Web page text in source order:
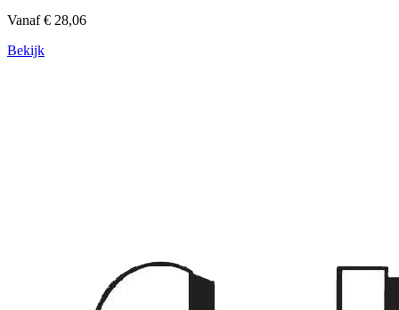
Vanaf € 28,06
Bekijk